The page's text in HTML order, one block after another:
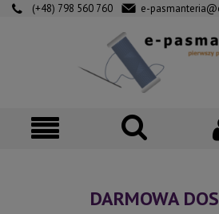
(+48) 798 560 760 e-
DARMOWA